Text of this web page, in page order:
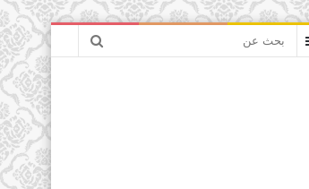
بحث
عمود